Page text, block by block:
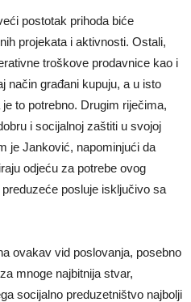
postotak prihoda biće
projekata i aktivnosti. Ostali,
troškove prodavnice kao i
način građani kupuju, a u isto
to potrebno. Drugim riječima,
i socijalnoj zaštiti u svojoj
je Janković, napominjući da
odjeću za potrebe ovog
posluje isključivo sa
ovakav vid poslovanja, posebno
mnoge najbitnija stvar,
socijalno preduzetništvo najbolji